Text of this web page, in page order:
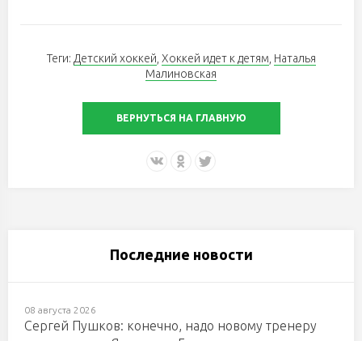
Теги: Детский хоккей Хоккей идет к детям Наталья
Малиновская
ВЕРНУТЬСЯ НА ГЛАВНУЮ
Последние новости
08 августа 2026
Сергей Пушков: конечно, надо новому тренеру